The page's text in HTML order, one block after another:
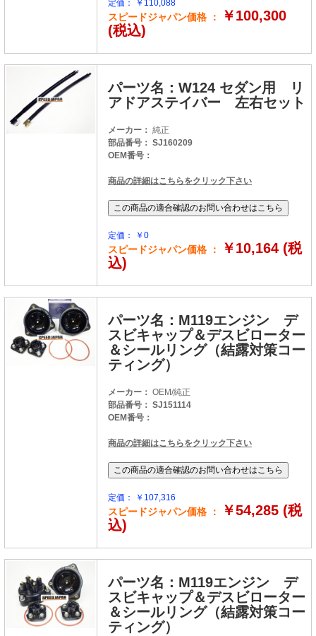
定価： ￥110,088
スピードジャパン価格 ：
￥100,300
(税込)
パーツ名：W124 セダン用 リ
アドアステイバー 左右セット
メーカー： 純正
部品番号： SJ160209
OEM番号：
商品の詳細はこちらをクリック下さい
定価： ￥0
スピードジャパン価格 ：
￥10,164 (税
込)
パーツ名：M119エンジン デ
スビキャップ＆デスビローター
＆シールリング（結露対策コー
ティング）
メーカー： OEM/純正
部品番号： SJ151114
OEM番号：
商品の詳細はこちらをクリック下さい
定価： ￥107,316
スピードジャパン価格 ：
￥54,285 (税
込)
パーツ名：M119エンジン デ
スビキャップ＆デスビローター
＆シールリング（結露対策コー
ティング）